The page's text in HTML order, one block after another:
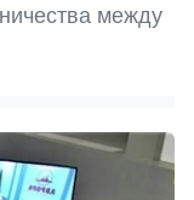
между